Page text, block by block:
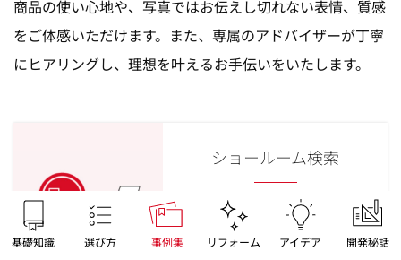
基礎知識 選び方 事例集 リフォーム アイデア 開発秘話
商品の使い心地や、写真ではお伝えし切れない表情、質感
をご体感いただけます。また、専属のアドバイザーが丁寧
にヒアリングし、理想を叶えるお手伝いをいたします。
ショールーム検索
お住まいの地域や、
気になる展示品から
お近くのショールームを